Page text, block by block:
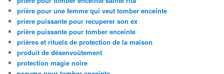
prière pour une femme qui veut tomber enceinte
priere puissante pour recuperer son ex
prière puissante pour tomber enceinte
prières et rituels de protection de la maison
produit de désenvoûtement
protection magie noire